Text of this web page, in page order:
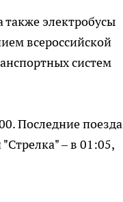
также электробусы
всероссийской
систем
Последние поезда
– в 01:05,